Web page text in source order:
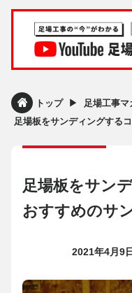
トップ ▶︎ 足場工事マ
足場板をサンディングする
足場板をサン
おすすめのサ
2021年4月9